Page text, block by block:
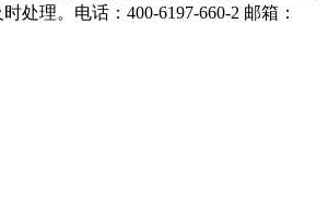
处理。电话：400-6197-660-2 邮箱：